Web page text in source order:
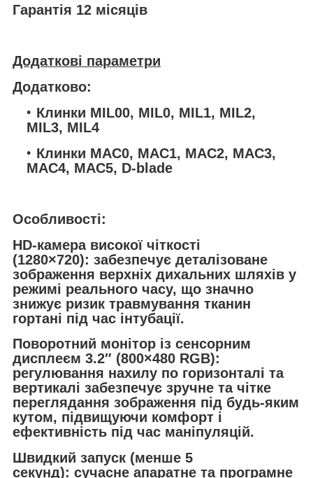
Гарантія 12 місяців
Додаткові параметри
Додатково:
Клинки MIL00, MIL0, MIL1, MIL2,
MIL3, MIL4
Клинки MAC0, MAC1, MAC2, MAC3,
MAC4, MAC5, D-blade
Особливості:
HD-камера високої чіткості
(1280×720): забезпечує деталізоване
зображення верхніх дихальних шляхів у
режимі реального часу, що значно
знижує ризик травмування тканин
гортані під час інтубації.
Поворотний монітор із сенсорним
дисплеєм 3.2″ (800×480 RGB):
регулювання нахилу по горизонталі та
вертикалі забезпечує зручне та чітке
переглядання зображення під будь-яким
кутом, підвищуючи комфорт і
ефективність під час маніпуляцій.
Швидкий запуск (менше 5
секунд): сучасне апаратне та програмне